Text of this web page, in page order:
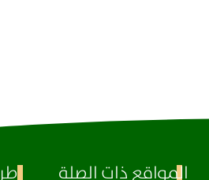
المواقع ذات الصلة